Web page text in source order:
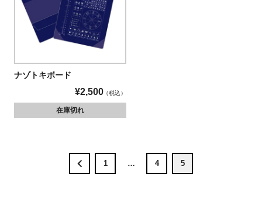
ナゾトキボード
¥2,500 税込
在庫切れ
1 … 4 5